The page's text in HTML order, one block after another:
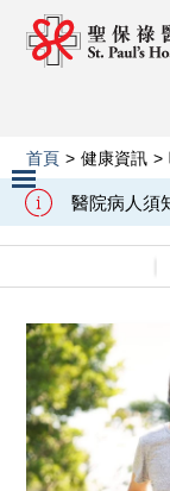
醫院病人須
Slide 2 of 3.
首頁 > 健康資訊 >
呼吸系統